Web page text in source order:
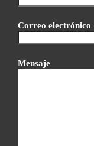
Correo electrónico
Mensaje